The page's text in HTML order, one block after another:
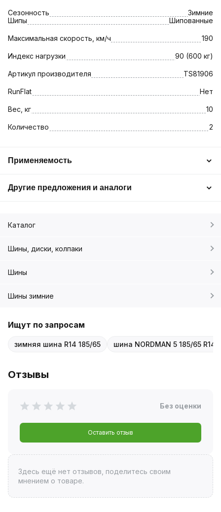
Сезонность
Зимние
Шипы
Шипованные
Максимальная скорость, км/ч 190
Индекс нагрузки 90 (600 кг)
Артикул производителя TS81906
RunFlat Нет
Вес, кг 10
Количество 2
Применяемость
Другие предложения и аналоги
Каталог
Шины, диски, колпаки
Шины
Шины зимние
Ищут по запросам
зимняя шина R14 185/65 шина NORDMAN 5 185/65 R14
Отзывы
Без оценки
Оставить отзыв
Здесь ещё нет отзывов, поделитесь своим
мнением о товаре.